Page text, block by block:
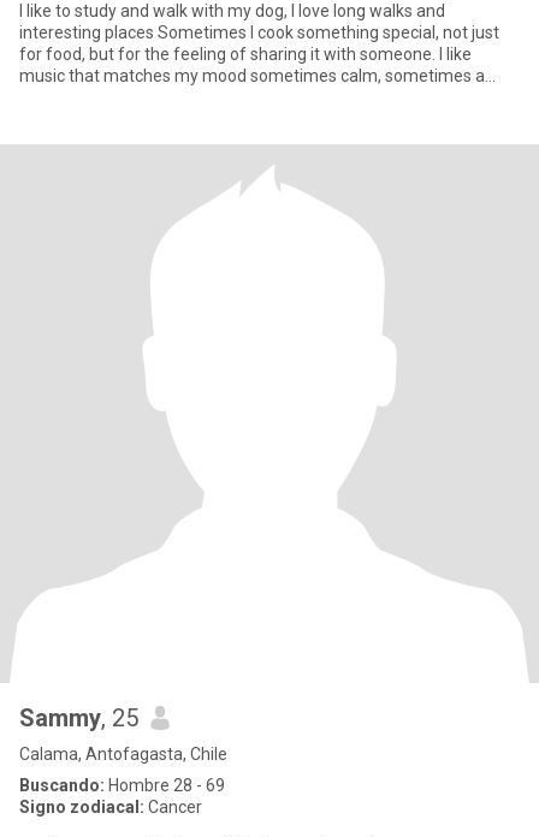
I like to study and walk with my dog, I love long walks and
interesting places Sometimes I cook something special, not just
for food, but for the feeling of sharing it with someone. I like
music that matches my mood sometimes calm, sometimes a
Sammy, 25
Calama, Antofagasta, Chile
Buscando: Hombre 28 - 69
Signo zodiacal: Cancer